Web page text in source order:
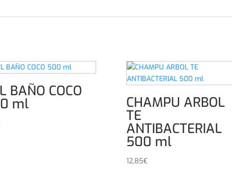
BAÑO COCO
ml CHAMPU ARBOL
TE
ANTIBACTERIAL
500 ml
12,85€